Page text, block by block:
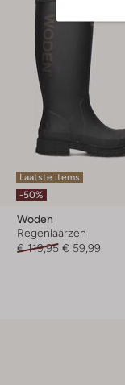
Laatste items
-50%
Woden
Regenlaarzen
€ 119,95 € 59,99